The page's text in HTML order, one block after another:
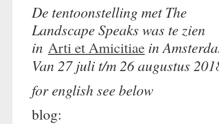
De tentoonstelling met The
Landscape Speaks was te zien
in Arti et Amicitiae in
Van 27 juli t/m 26 augustus
for english see below
blog: